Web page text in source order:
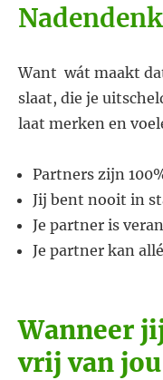
Want wát maakt
slaat, die je
laat merken en
Partners zijn
Jij bent nooit in
Je partner is
Je partner kan
Wanneer
vrij van